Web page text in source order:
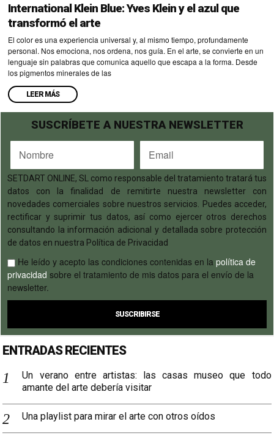
International Klein Blue: Yves Klein y el azul que
transformó el arte
El color es una experiencia universal y, al mismo tiempo, profundamente
personal. Nos emociona, nos ordena, nos guía. En el arte, se convierte en un
lenguaje sin palabras que comunica aquello que escapa a la forma. Desde
los pigmentos minerales de las
LEER MÁS
SUSCRÍBETE A NUESTRA NEWSLETTER
SETDART ONLINE, SL como responsable del tratamiento tratará tus
datos con la finalidad de remitirte nuestra newsletter con
novedades comerciales sobre nuestros servicios. Puedes acceder,
rectificar y suprimir tus datos, así como ejercer otros derechos
consultando la información adicional y detallada sobre protección
de datos en nuestra Política de Privacidad
He leído y acepto las condiciones contenidas en la política de
privacidad sobre el tratamiento de mis datos para el envío de la
newsletter.
ENTRADAS RECIENTES
Un verano entre artistas: las casas museo que todo
amante del arte debería visitar
Una playlist para mirar el arte con otros oídos